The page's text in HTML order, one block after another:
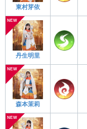
東村芽依
丹生明里
森本茉莉